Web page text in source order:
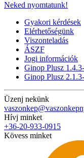
Neked nyomtatunk!
Gyakori kérdések
Elérhetőségünk
Viszonteladás
ÁSZF
Jogi információk
Ginop Plusz
Ginop Plusz
Üzenj nekünk
Hívj minket
+36-20-933-0915
Kövess minket